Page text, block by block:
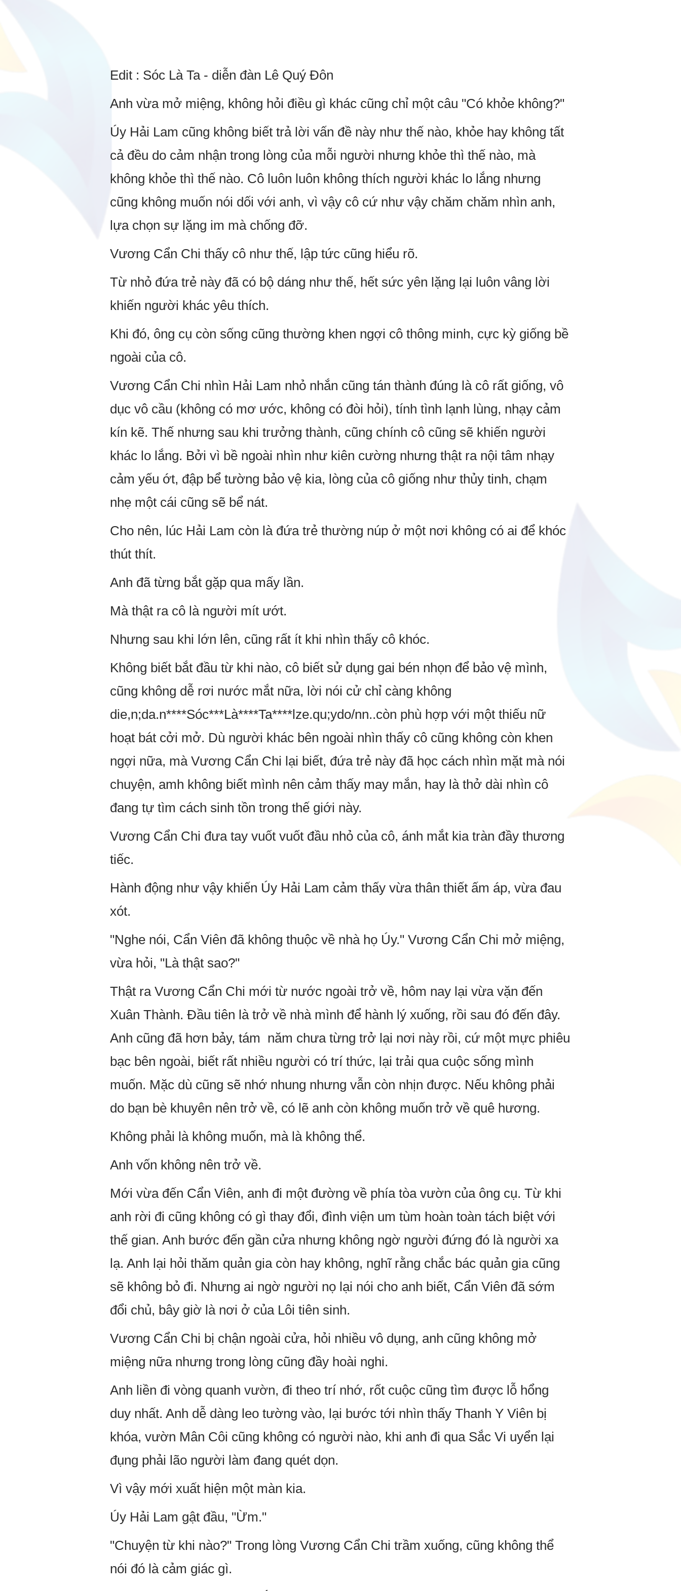
Edit : Sóc Là Ta - diễn đàn Lê Quý Đôn
Anh vừa mở miệng, không hỏi điều gì khác cũng chỉ một câu "Có khỏe không?"
Úy Hải Lam cũng không biết trả lời vấn đề này như thế nào, khỏe hay không tất
cả đều do cảm nhận trong lòng của mỗi người nhưng khỏe thì thế nào, mà
không khỏe thì thế nào. Cô luôn luôn không thích người khác lo lắng nhưng
cũng không muốn nói dối với anh, vì vậy cô cứ như vậy chăm chăm nhìn anh,
lựa chọn sự lặng im mà chống đỡ.
Vương Cẩn Chi thấy cô như thế, lập tức cũng hiểu rõ.
Từ nhỏ đứa trẻ này đã có bộ dáng như thế, hết sức yên lặng lại luôn vâng lời
khiến người khác yêu thích.
Khi đó, ông cụ còn sống cũng thường khen ngợi cô thông minh, cực kỳ giống bề
ngoài của cô.
Vương Cẩn Chi nhìn Hải Lam nhỏ nhắn cũng tán thành đúng là cô rất giống, vô
dục vô cầu (không có mơ ước, không có đòi hỏi), tính tình lạnh lùng, nhạy cảm
kín kẽ. Thế nhưng sau khi trưởng thành, cũng chính cô cũng sẽ khiến người
khác lo lắng. Bởi vì bề ngoài nhìn như kiên cường nhưng thật ra nội tâm nhạy
cảm yếu ớt, đập bể tường bảo vệ kia, lòng của cô giống như thủy tinh, chạm
nhẹ một cái cũng sẽ bể nát.
Cho nên, lúc Hải Lam còn là đứa trẻ thường núp ở một nơi không có ai để khóc
thút thít.
Anh đã từng bắt gặp qua mấy lần.
Mà thật ra cô là người mít ướt.
Nhưng sau khi lớn lên, cũng rất ít khi nhìn thấy cô khóc.
Không biết bắt đầu từ khi nào, cô biết sử dụng gai bén nhọn để bảo vệ mình,
cũng không dễ rơi nước mắt nữa, lời nói cử chỉ càng không
die,n;da.n****Sóc***Là****Ta****lze.qu;ydo/nn..còn phù hợp với một thiếu nữ
hoạt bát cởi mở. Dù người khác bên ngoài nhìn thấy cô cũng không còn khen
ngợi nữa, mà Vương Cẩn Chi lại biết, đứa trẻ này đã học cách nhìn mặt mà nói
chuyện, amh không biết mình nên cảm thấy may mắn, hay là thở dài nhìn cô
đang tự tìm cách sinh tồn trong thế giới này.
Vương Cẩn Chi đưa tay vuốt vuốt đầu nhỏ của cô, ánh mắt kia tràn đầy thương
tiếc.
Hành động như vậy khiến Úy Hải Lam cảm thấy vừa thân thiết ấm áp, vừa đau
xót.
"Nghe nói, Cẩn Viên đã không thuộc về nhà họ Úy." Vương Cẩn Chi mở miệng,
vừa hỏi, "Là thật sao?"
Thật ra Vương Cẩn Chi mới từ nước ngoài trở về, hôm nay lại vừa vặn đến
Xuân Thành. Đầu tiên là trở về nhà mình để hành lý xuống, rồi sau đó đến đây.
Anh cũng đã hơn bảy, tám năm chưa từng trở lại nơi này rồi, cứ một mực phiêu
bạc bên ngoài, biết rất nhiều người có trí thức, lại trải qua cuộc sống mình
muốn. Mặc dù cũng sẽ nhớ nhung nhưng vẫn còn nhịn được. Nếu không phải
do bạn bè khuyên nên trở về, có lẽ anh còn không muốn trở về quê hương.
Không phải là không muốn, mà là không thể.
Anh vốn không nên trở về.
Mới vừa đến Cẩn Viên, anh đi một đường về phía tòa vườn của ông cụ. Từ khi
anh rời đi cũng không có gì thay đổi, đình viện um tùm hoàn toàn tách biệt với
thế gian. Anh bước đến gần cửa nhưng không ngờ người đứng đó là người xa
lạ. Anh lại hỏi thăm quản gia còn hay không, nghĩ rằng chắc bác quản gia cũng
sẽ không bỏ đi. Nhưng ai ngờ người nọ lại nói cho anh biết, Cẩn Viên đã sớm
đổi chủ, bây giờ là nơi ở của Lôi tiên sinh.
Vương Cẩn Chi bị chận ngoài cửa, hỏi nhiều vô dụng, anh cũng không mở
miệng nữa nhưng trong lòng cũng đầy hoài nghi.
Anh liền đi vòng quanh vườn, đi theo trí nhớ, rốt cuộc cũng tìm được lỗ hổng
duy nhất. Anh dễ dàng leo tường vào, lại bước tới nhìn thấy Thanh Y Viên bị
khóa, vườn Mân Côi cũng không có người nào, khi anh đi qua Sắc Vi uyển lại
đụng phải lão người làm đang quét dọn.
Vì vậy mới xuất hiện một màn kia.
Úy Hải Lam gật đầu, "Ừm."
"Chuyện từ khi nào?" Trong lòng Vương Cẩn Chi trầm xuống, cũng không thể
nói đó là cảm giác gì.